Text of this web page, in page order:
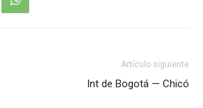
Artículo siguiente
Int de Bogotá — Chicó